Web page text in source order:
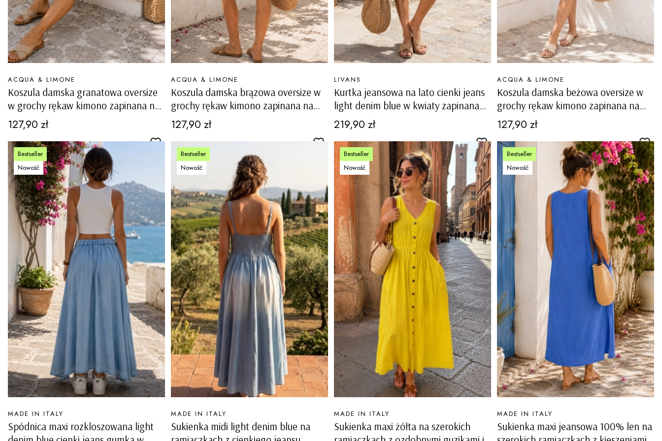
Koszula damska granatowa oversize
w grochy rękaw kimono zapinana na
guziki z kołnierzykiem Gaiarine
PRODUCENT
ACQUA & LIMONE
Cena
127,90 zł
Koszula damska brązowa oversize w
grochy rękaw kimono zapinana na
guziki z kołnierzykiem Gaiarine
PRODUCENT
ACQUA & LIMONE
Cena
127,90 zł
Kurtka jeansowa na lato cienki jeans
light denim blue w kwiaty zapinana
na guziki Tiriolo
PRODUCENT
LIVANS
Cena
219,90 zł
Koszula damska beżowa oversize w
grochy rękaw kimono zapinana na
guziki z kołnierzykiem Gaiarine
PRODUCENT
ACQUA & LIMONE
Cena
127,90 zł
Bestseller
Nowość
Spódnica maxi rozkloszowana light
PRODUCENT
MADE IN ITALY
Bestseller
Nowość
Sukienka midi light denim blue na
PRODUCENT
MADE IN ITALY
Bestseller
Nowość
Sukienka maxi żółta na szerokich
PRODUCENT
MADE IN ITALY
Bestseller
Nowość
Sukienka maxi jeansowa 100% len na
PRODUCENT
MADE IN ITALY